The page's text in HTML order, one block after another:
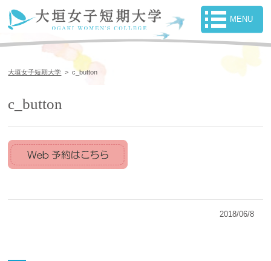
大垣女子短期大学 >c_button
c_button
2018/06/8